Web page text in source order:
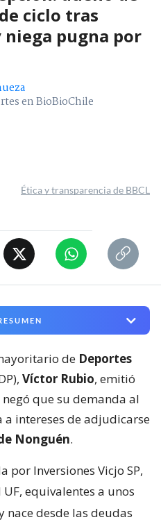
ciclo tras
niega pugna por
en BioBioChile
Ética y transparencia de BBCL
de Deportes
Víctor Rubio, emitió
que su demanda al
a intereses de adjudicarse
Nonguén.
por Inversiones Vicjo SP,
equivalentes a unos
nace desde las deudas